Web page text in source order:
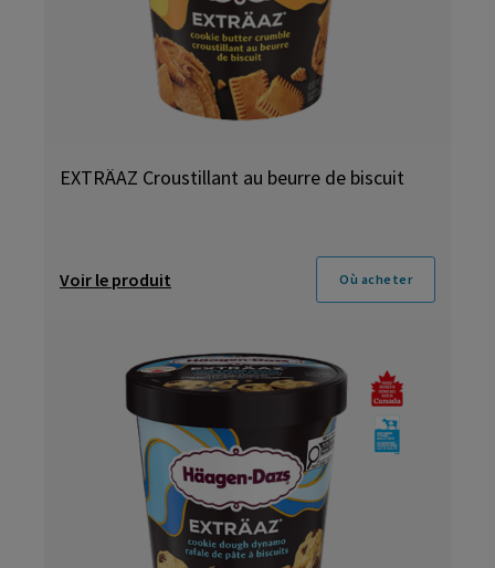
EXTRÄAZ Croustillant au beurre de biscuit
Voir le produit Où acheter